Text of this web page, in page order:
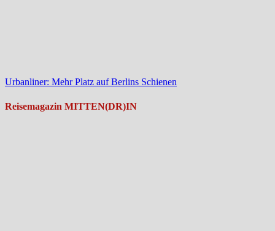
Urbanliner: Mehr Platz auf Berlins Schienen
Reisemagazin MITTEN(DR)IN